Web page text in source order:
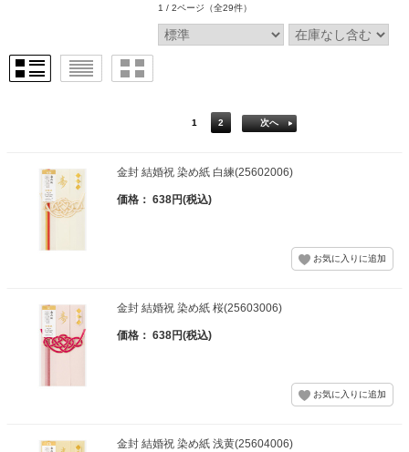
1 / 2ページ （全29件）
1 2 次へ
金封 結婚祝 染め紙 白練(25602006)
価格： 638円(税込)
金封 結婚祝 染め紙 桜(25603006)
価格： 638円(税込)
金封 結婚祝 染め紙 浅黄(25604006)